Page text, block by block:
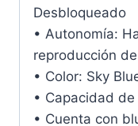
Desbloqueado
• Autonomía:
reproducción
• Color: Sky
• Capacidad
• Cuenta con